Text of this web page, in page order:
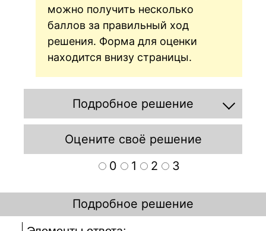
можно получить несколько
баллов за правильный ход
решения. Форма для оценки
находится внизу страницы.
Подробное решение
Оцените своё решение
0
1 2 3
Подробное решение